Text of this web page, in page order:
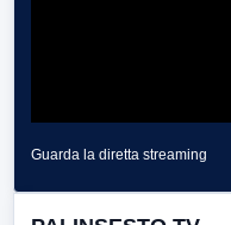
Guarda la diretta streaming